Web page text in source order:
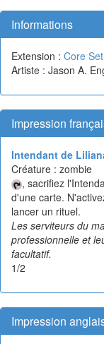
Informations
Extension : Core
Artiste : Jason A.
Impression
Intendant de
Créature : zombie
, sacrifiez
d'une carte.
lancer un rituel.
Les serviteurs du
professionnelle et
facultatif.
1/2
Impression